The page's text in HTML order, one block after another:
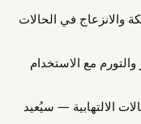
والانزعاج في الحالات
مع الاستخدام
الالتهابية — سيُعيد